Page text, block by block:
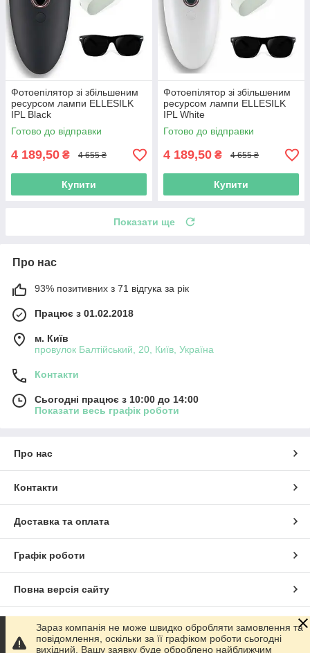
Фотоепілятор зі збільшеним
ресурсом лампи ELLESILK
IPL Black
Готово до відправки
4 189,50 ₴ 4 655 ₴
Купити
Фотоепілятор зі збільшеним
ресурсом лампи ELLESILK
IPL White
Готово до відправки
4 189,50 ₴ 4 655 ₴
Купити
Показати ще
Про нас
93% позитивних з 71 відгука за рік
Працює з 01.02.2018
м. Київ
провулок Балтійський, 20, Київ, Україна
Контакти
Сьогодні працює з 10:00 до 14:00
Показати весь графік роботи
Про нас
Контакти
Доставка та оплата
Графік роботи
Повна версія сайту
Сайт створено на маркетплейсіProm.ua
Зараз компанія не може швидко обробляти замовлення та
повідомлення, оскільки за її графіком роботи сьогодні
вихідний. Вашу заявку буде оброблено найближчим